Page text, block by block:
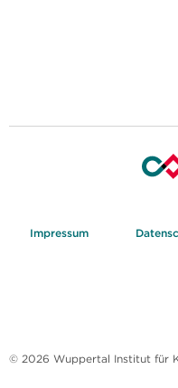
Impressum
© 2026 Wuppertal Institut für